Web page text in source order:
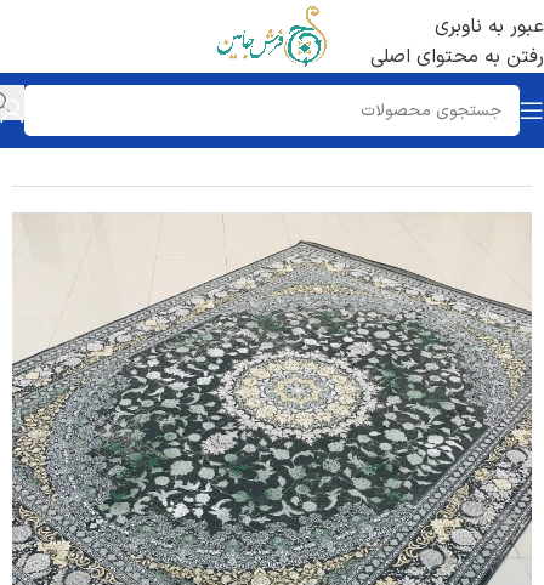
عبور به ناوبری
رفتن به محتوای اصلی
خانه/فرش 1200 شانه /تراکم 3600 برجسته